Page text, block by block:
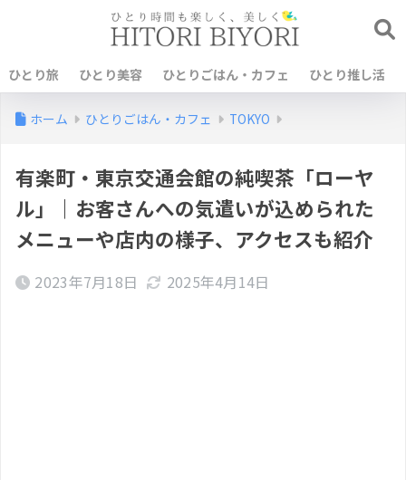
ひとり旅 ひとり美容 ひとりごはん・カフェ ひとり推し活
ホーム ひとりごはん・カフェ TOKYO
有楽町・東京交通会館の純喫茶「ローヤ
ル」｜お客さんへの気遣いが込められた
メニューや店内の様子、アクセスも紹介
2023年7月18日 2025年4月14日